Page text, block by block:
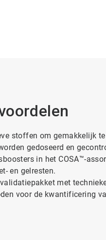
stoffen om gemakkelijk
gedoseerd en
in het COSA™-
en gelresten.
met
voor de kwantificering